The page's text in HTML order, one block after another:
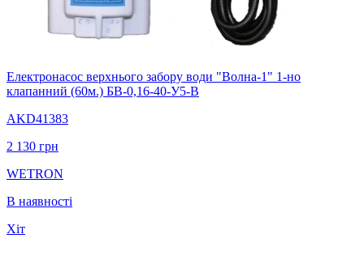
Електронасос верхнього забору води "Волна-1" 1-но
клапанний (60м.) БВ-0,16-40-У5-В
AKD41383
2 130 грн
WETRON
В наявності
Хіт